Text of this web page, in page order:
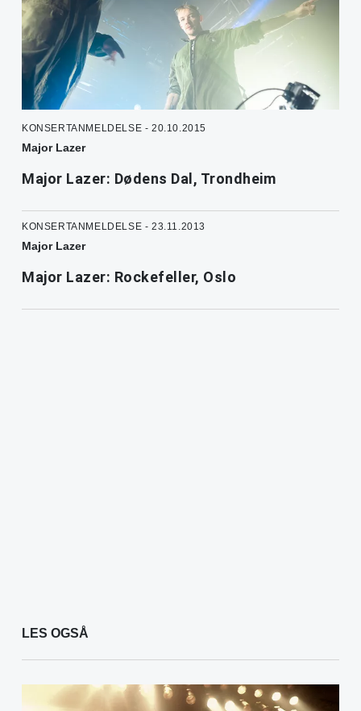
KONSERTANMELDELSE - 20.10.2015
Major Lazer
Major Lazer: Dødens Dal, Trondheim
KONSERTANMELDELSE - 23.11.2013
Major Lazer
Major Lazer: Rockefeller, Oslo
LES OGSÅ